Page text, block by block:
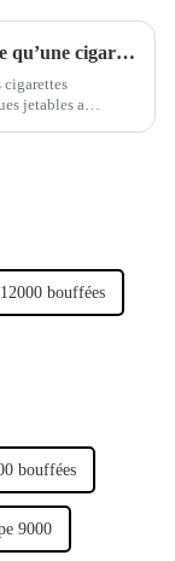
Qu’est-ce qu’une cigarette électronique jetable et comment révolutionne-t-elle la culture du vapotage ?
cigarettes
jetables a
bouffées
bouffées
9000